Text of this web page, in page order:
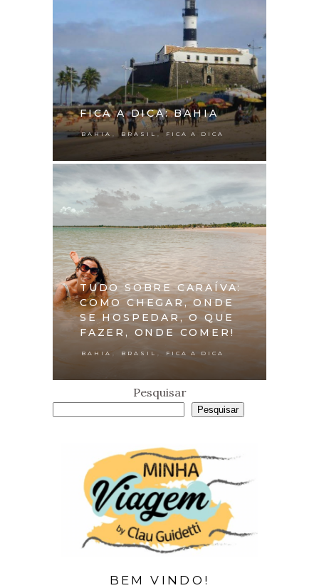
FICA A DICA: BAHIA
BAHIA BRASIL , FICA A DICA
TUDO SOBRE CARAÍVA:
COMO CHEGAR, ONDE
SE HOSPEDAR, O QUE
FAZER, ONDE COMER!
BAHIA BRASIL FICA A DICA
Pesquisar
Pesquisar
BEM VINDO!